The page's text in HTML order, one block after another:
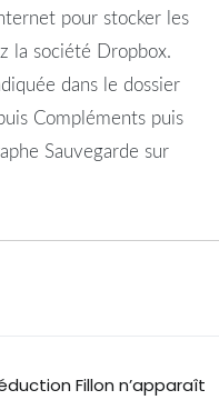
pour stocker les
la société Dropbox.
dans le dossier
Compléments puis
Sauvegarde sur
Fillon n’apparaît